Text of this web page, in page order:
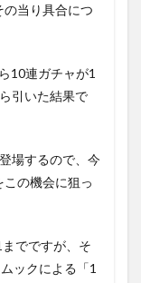
当り具合につ
10連ガチャが1
引いた結果で
場するので、今
の機会に狙っ
でですが、そ
ックによる「1